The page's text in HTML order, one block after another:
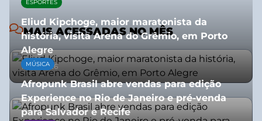
MAIS ACESSADAS NO MÊS
ESPORTES
Eliud Kipchoge, maior maratonista da
história, visita Arena do Grêmio, em Porto
Alegre
10/07/2026
MÚSICA
Afropunk Brasil abre vendas para edição
Experience no Rio de Janeiro e pré-venda
para Salvador e Recife